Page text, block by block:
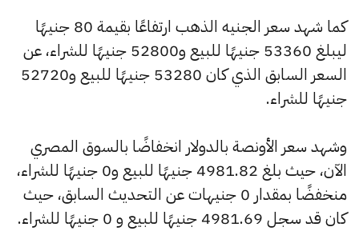
كما شهد سعر الجنيه الذهب ارتفاعًا بقيمة 80 جنيهًا
ليبلغ 53360 جنيهًا للبيع و52800 جنيهًا للشراء، عن
السعر السابق الذي كان 53280 جنيهًا للبيع و52720
جنيهًا للشراء.
وشهد سعر الأونصة بالدولار انخفاضًا بالسوق المصري
الآن، حيث بلغ 4981.82 جنيهًا للبيع و0 جنيهًا للشراء،
منخفضًا بمقدار 0 جنيهات عن التحديث السابق، حيث
كان قد سجل 4981.69 جنيهًا للبيع و 0 جنيهًا للشراء.